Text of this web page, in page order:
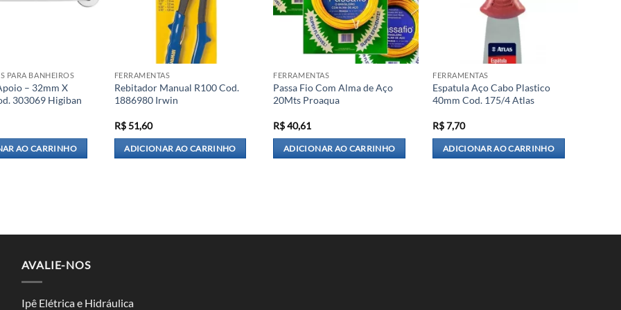
PARA BANHEIROS
– 32mm X
303069 Higiban
AO CARRINHO
FERRAMENTAS
Rebitador Manual R100 Cod.
1886980 Irwin
R$51,60
ADICIONAR AO CARRINHO
FERRAMENTAS
Passa Fio Com Alma de Aço
20Mts Proaqua
R$40,61
ADICIONAR AO CARRINHO
FERRAMENTAS
Espatula Aço Cabo Plastico
40mm Cod. 175/4 Atlas
R$7,70
ADICIONAR AO CARRINHO
AVALIE-NOS
Ipê Elétrica e Hidráulica